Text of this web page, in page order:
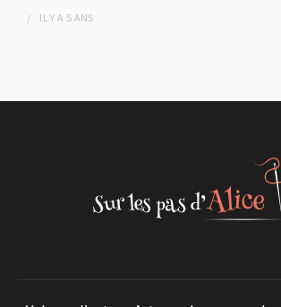
IL Y A 5 ANS